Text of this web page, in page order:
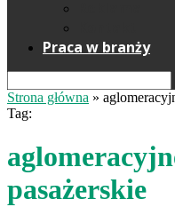
Praca w branży
Strona główna »
Tag:
pasażerskie